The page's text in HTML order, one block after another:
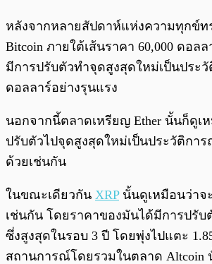
หลังจากหลายสัปดาห์แห่งความทุกข์ท
Bitcoin ภายใต้เส้นราคา 60,000 ดอล
มีการปรับตัวทำจุดสูงสุดใหม่เป็นประ
ดอลลาร์อย่างรุนแรง
นอกจากนี้ตลาดเหรียญ Ether นั้นก็ดูเ
ปรับตัวไปจุดสูงสุดใหม่เป็นประวัติกา
ด้วยเช่นกัน
ในขณะเดียวกัน XRPนั้นดูเหมือนว่าจ
เช่นกัน โดยราคาของมันได้มีการปรับ
ซึ่งสูงสุดในรอบ 3 ปี โดยพุ่งไปแตะ
สถานการณ์โดยรวมในตลาด Altcoin